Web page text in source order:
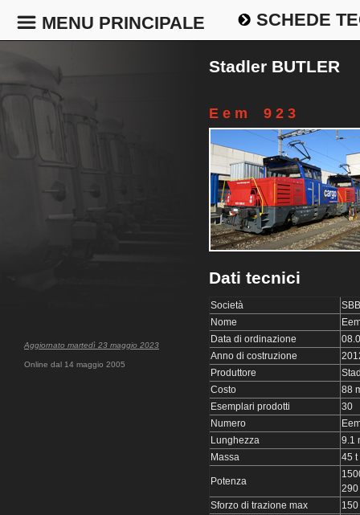
MENU PRINCIPALE SCHEDE
Aggiornato martedì 23 maggio 2023
Online dal 14 maggio 2005
Stadler BUTLER
E e m 9 2 3
Dati tecnici
Società
Nome
Data di ordinazione
Anno di costruzione
Produttore
Costo
88
Esemplari prodotti
30
Numero
Lunghezza
9.1
Massa
45 t
Potenza
290
Sforzo di trazione max